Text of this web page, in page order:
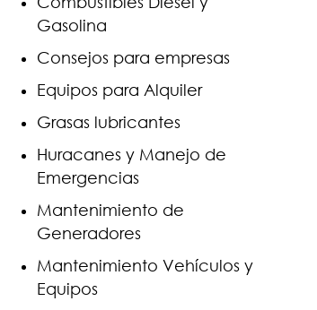
Gasolina
Consejos para empresas
Equipos para Alquiler
Grasas lubricantes
Huracanes y Manejo de
Emergencias
Mantenimiento de
Generadores
Mantenimiento Vehículos y
Equipos